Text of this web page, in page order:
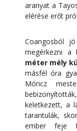
aranyat a
elérése erőt
Coangosból
megérkezni a
méter mély
másfél óra
Móricz
keletkezett, a
tarantulák,
ember feje